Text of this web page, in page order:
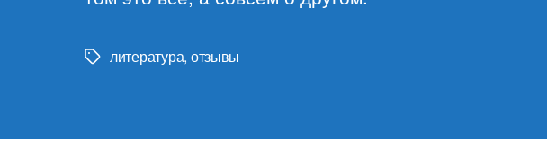
Меткилитература, отзывы